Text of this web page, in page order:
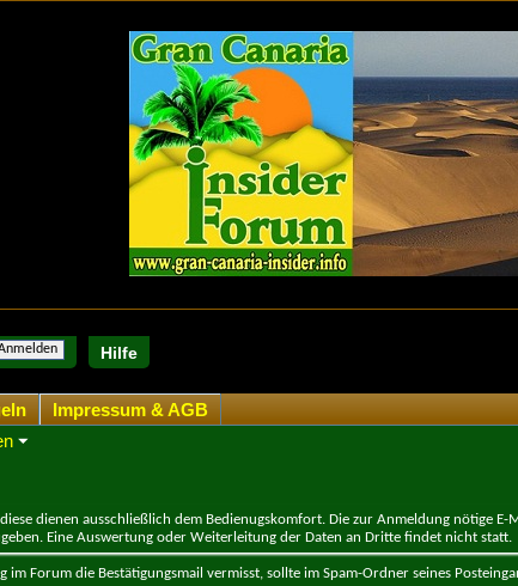
Hilfe
Impressum & AGB
dienen ausschließlich dem Bedienugskomfort. Die zur Anmeldung nötige
Eine Auswertung oder Weiterleitung der Daten an Dritte findet nicht statt.
im Forum die Bestätigungsmail vermisst, sollte im Spam-Ordner seines